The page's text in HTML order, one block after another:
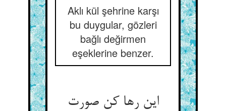
Aklı kül şehrine karşı
bu duygular, gözleri
bağlı değirmen
eşeklerine benzer.
این رها کن صورت